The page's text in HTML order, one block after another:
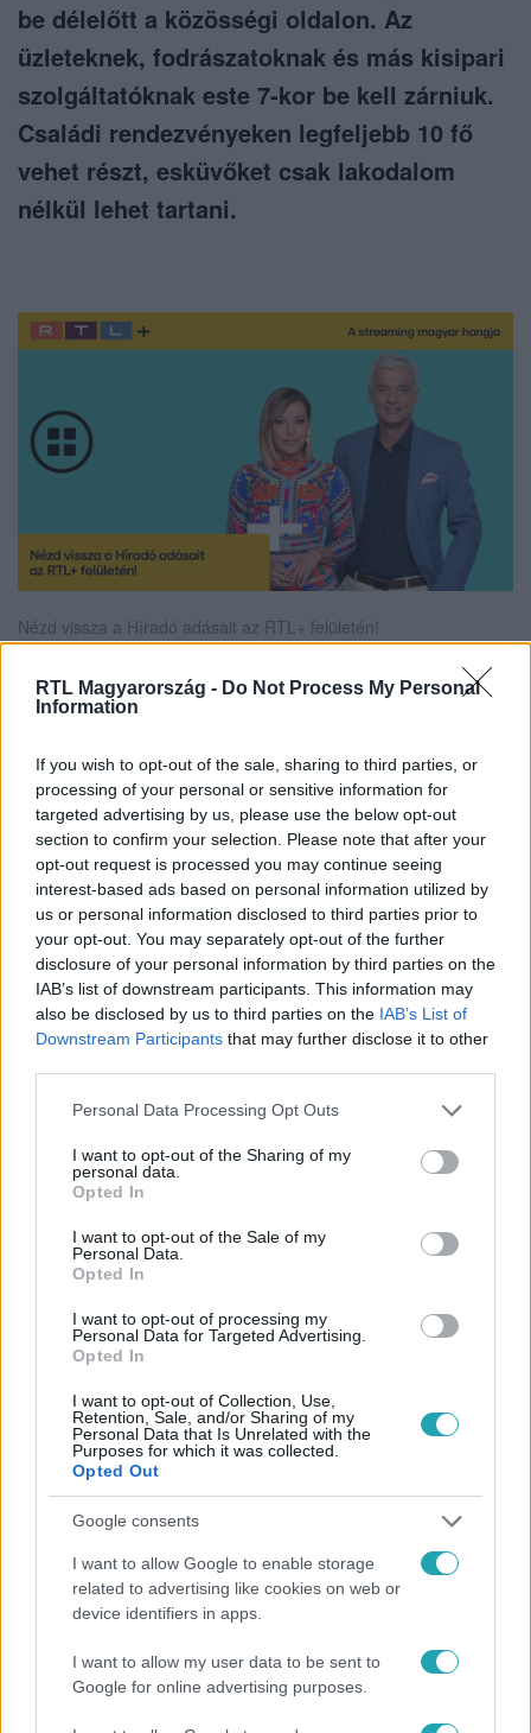
RTL Magyarország - Do Not Process My Personal
Information
If you wish to opt-out of the sale, sharing to third parties, or
processing of your personal or sensitive information for
targeted advertising by us, please use the below opt-out
section to confirm your selection. Please note that after your
opt-out request is processed you may continue seeing
interest-based ads based on personal information utilized by
us or personal information disclosed to third parties prior to
your opt-out. You may separately opt-out of the further
disclosure of your personal information by third parties on the
IAB’s list of downstream participants. This information may
also be disclosed by us to third parties on the IAB’s List of
Downstream Participants that may further disclose it to other
Please note that this website/app uses one or more Google
not limited to your visit or usage behaviour. You may click to
grant or deny consent to Google and its third-party tags to
use your data for below specified purposes in below Google
consent section.
Personal Data Processing Opt Outs
I want to opt-out of the Sharing of my
personal data.
Opted In
I want to opt-out of the Sale of my
Personal Data.
Opted In
I want to opt-out of processing my
Personal Data for Targeted Advertising.
Opted In
I want to opt-out of Collection, Use,
Retention, Sale, and/or Sharing of my
Personal Data that Is Unrelated with the
Purposes for which it was collected.
Opted Out
Google consents
I want to allow Google to enable storage
related to advertising like cookies on web or
device identifiers in apps.
I want to allow my user data to be sent to
Google for online advertising purposes.
be délelőtt a közösségi oldalon. Az
üzleteknek, fodrászatoknak és más kisipari
szolgáltatóknak este 7-kor be kell zárniuk.
Családi rendezvényeken legfeljebb 10 fő
vehet részt, esküvőket csak lakodalom
nélkül lehet tartani.
Nézd vissza a Híradó adásait az RTL+ felületén!
Követem
HÍRADÓ #ADÁSRÉSZLETEK #KORONAVÍRUS
KIJÁRÁSI
Népszerű